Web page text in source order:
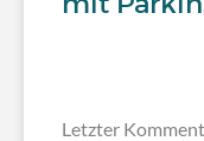
Letzter